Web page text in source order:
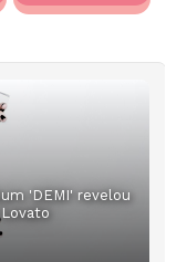
'DEMI' revelou